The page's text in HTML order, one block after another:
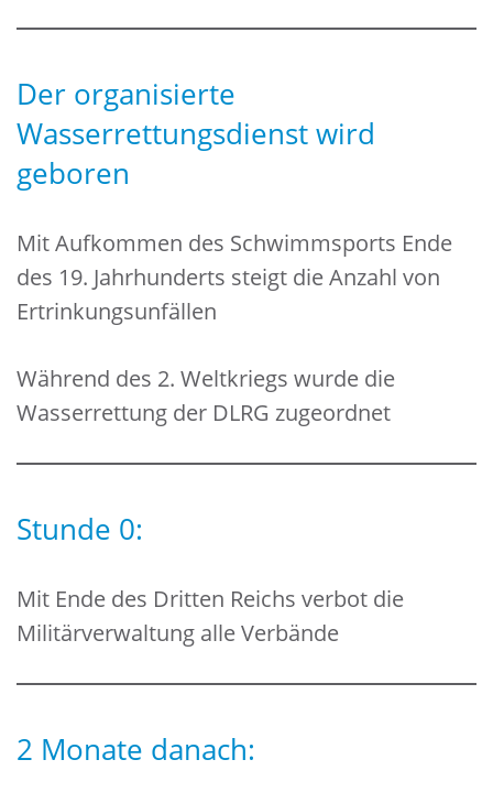
Der organisierte
Wasserrettungsdienst wird
geboren
Mit Aufkommen des Schwimmsports Ende
des 19. Jahrhunderts steigt die Anzahl von
Ertrinkungsunfällen
Während des 2. Weltkriegs wurde die
Wasserrettung der DLRG zugeordnet
Stunde 0:
Mit Ende des Dritten Reichs verbot die
Militärverwaltung alle Verbände
2 Monate danach: